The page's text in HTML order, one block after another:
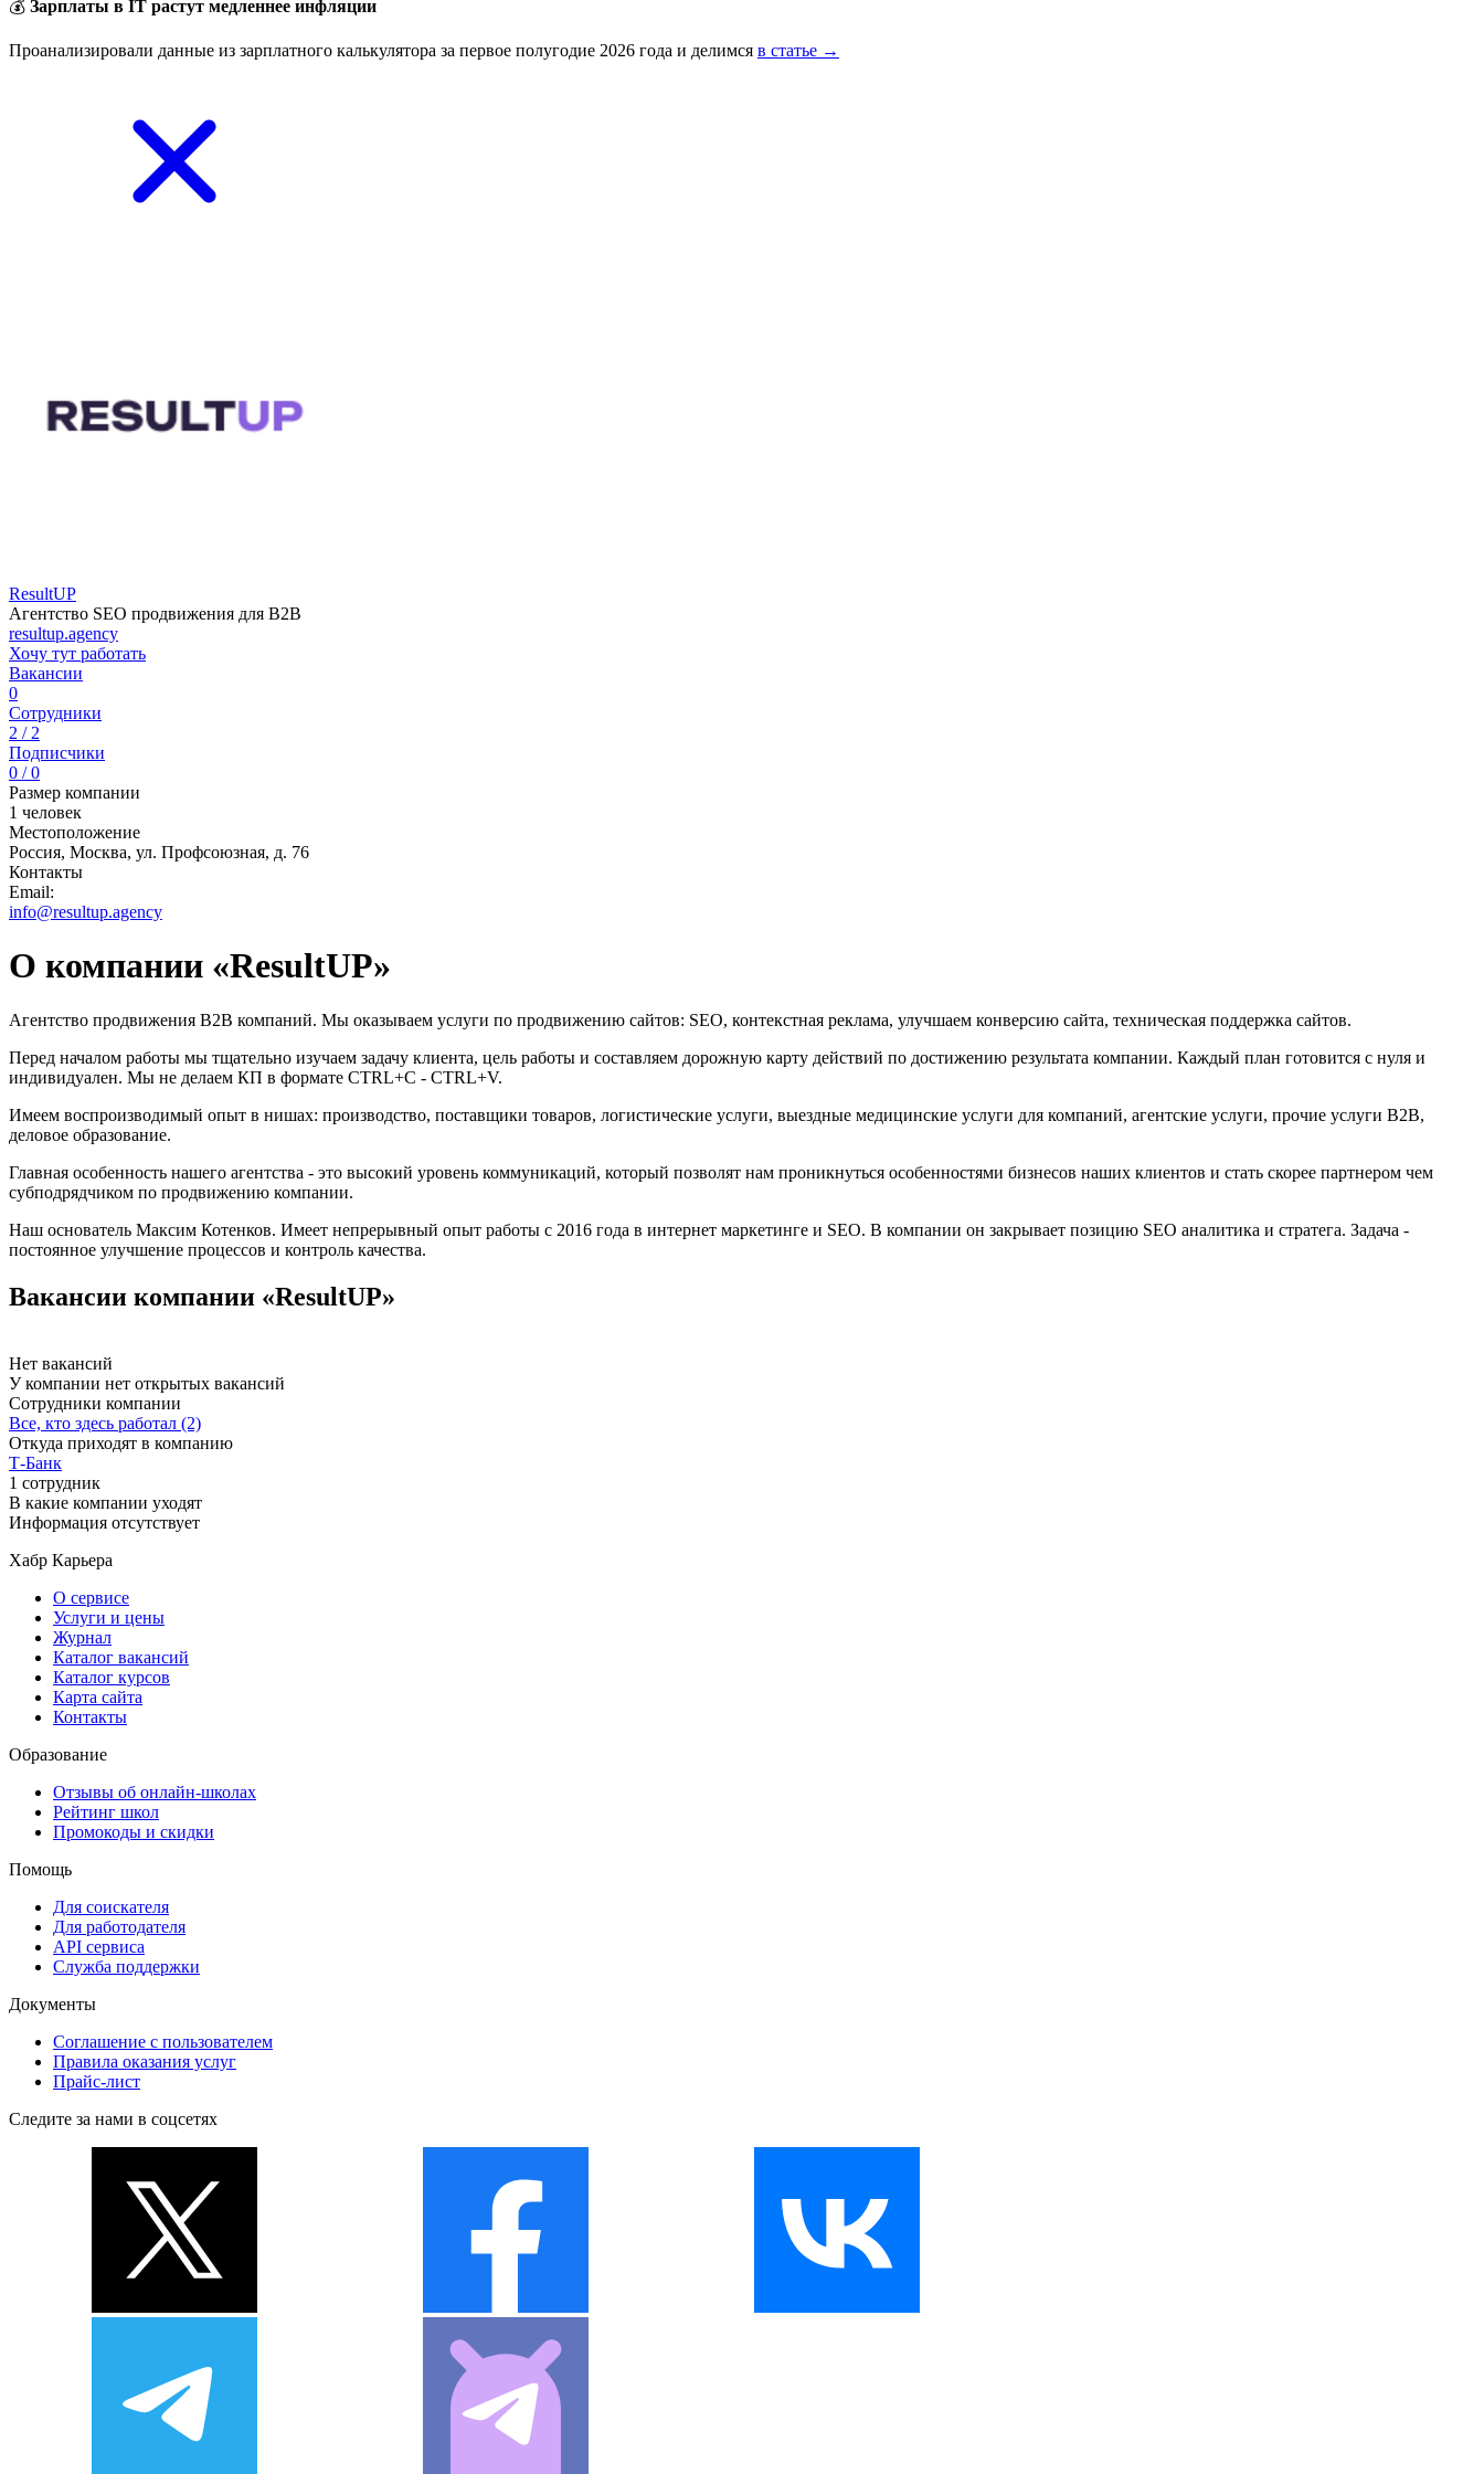
💰 Зарплаты в IT растут медленнее инфляции
Проанализировали данные из зарплатного калькулятора за первое полугодие 2026 года и делимся в статье →
ResultUP
Агентство SEO продвижения для B2B
resultup.agency
Хочу тут работать
Вакансии
0
Сотрудники
2 / 2
Подписчики
0 / 0
Размер компании
1 человек
Местоположение
Россия, Москва, ул. Профсоюзная, д. 76
Контакты
Email:
info@resultup.agency
О компании «ResultUP»
Агентство продвижения B2B компаний. Мы оказываем услуги по продвижению сайтов: SEO, контекстная реклама, улучшаем конверсию сайта, техническая поддержка сайтов.
Перед началом работы мы тщательно изучаем задачу клиента, цель работы и составляем дорожную карту действий по достижению результата компании. Каждый план готовится с нуля и
индивидуален. Мы не делаем КП в формате CTRL+C - CTRL+V.
Имеем воспроизводимый опыт в нишах: производство, поставщики товаров, логистические услуги, выездные медицинские услуги для компаний, агентские услуги, прочие услуги B2B,
деловое образование.
Главная особенность нашего агентства - это высокий уровень коммуникаций, который позволят нам проникнуться особенностями бизнесов наших клиентов и стать скорее партнером чем
субподрядчиком по продвижению компании.
Наш основатель Максим Котенков. Имеет непрерывный опыт работы с 2016 года в интернет маркетинге и SEO. В компании он закрывает позицию SEO аналитика и стратега. Задача -
постоянное улучшение процессов и контроль качества.
Вакансии компании «ResultUP»
Нет вакансий
У компании нет открытых вакансий
Сотрудники компании
Все, кто здесь работал (2)
Откуда приходят в компанию
Т-Банк
1 сотрудник
В какие компании уходят
Информация отсутствует
Хабр Карьера
О сервисе
Услуги и цены
Журнал
Каталог вакансий
Каталог курсов
Карта сайта
Контакты
Образование
Отзывы об онлайн-школах
Рейтинг школ
Промокоды и скидки
Помощь
Для соискателя
Для работодателя
API сервиса
Служба поддержки
Документы
Соглашение с пользователем
Правила оказания услуг
Прайс-лист
Следите за нами в соцсетях